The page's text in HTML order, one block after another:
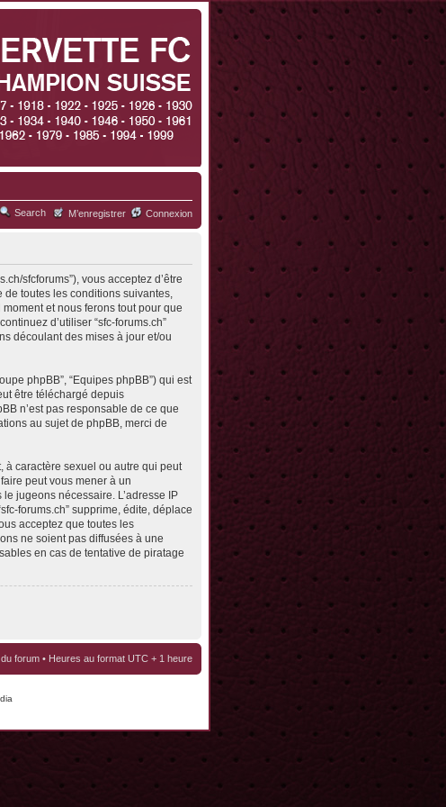
Search M’enregistrer Connexion
sfcforums”), vous acceptez d’être
de toutes les conditions suivantes,
et nous ferons tout pour que
d’utiliser “sfc-forums.ch”
découlant des mises à jour et/ou
phpBB”, “Equipes phpBB”) qui est
être téléchargé depuis
n’est pas responsable de ce que
au sujet de phpBB, merci de
à caractère sexuel ou autre qui peut
peut vous mener à un
jugeons nécessaire. L’adresse IP
forums.ch” supprime, édite, déplace
acceptez que toutes les
ne soient pas diffusées à une
en cas de tentative de piratage
forum • Heures au format UTC + 1 heure